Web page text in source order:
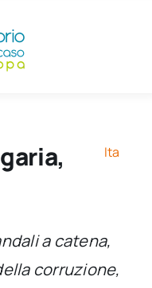
Ita
a catena,
corruzione,